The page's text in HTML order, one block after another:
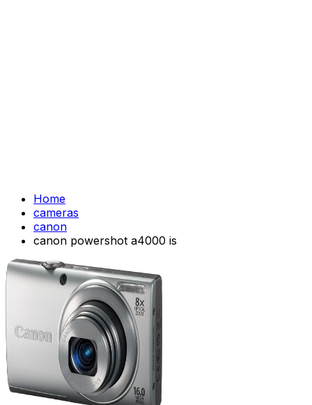
Home
cameras
canon
canon powershot a4000 is